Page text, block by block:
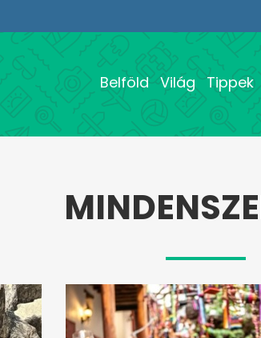
Belföld Világ Tippek